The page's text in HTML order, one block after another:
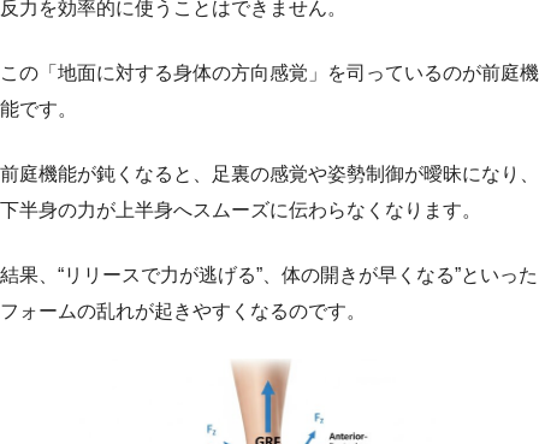
反力を効率的に使うことはできません。
この「地面に対する身体の方向感覚」を司っているのが前庭機
能です。
前庭機能が鈍くなると、足裏の感覚や姿勢制御が曖昧になり、
下半身の力が上半身へスムーズに伝わらなくなります。
結果、“リリースで力が逃げる”、体の開きが早くなる”といった
フォームの乱れが起きやすくなるのです。